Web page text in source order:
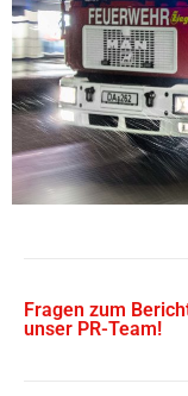
Fragen zum
unser PR-Team!